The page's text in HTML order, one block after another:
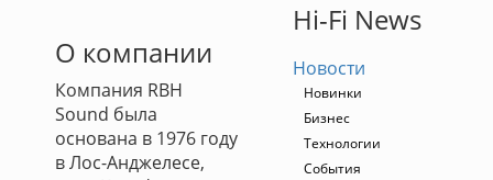
О компании
Компания RBH
Sound была
основана в 1976 году
в Лос-Анджелесе,
Hi-Fi News
Новости
Новинки
Бизнес
Технологии
События